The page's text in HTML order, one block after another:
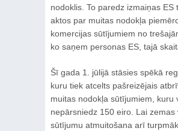
nodoklis. To paredz izmaiņas ES
aktos par muitas nodokļa
komercijas sūtījumiem no
ko saņem personas ES, tajā
Šī gada 1. jūlijā stāsies spēkā
kuru tiek atcelts pašreizējais
muitas nodokļa sūtījumiem, kuru
nepārsniedz 150 eiro. Lai zemas
sūtījumu atmuitošana arī